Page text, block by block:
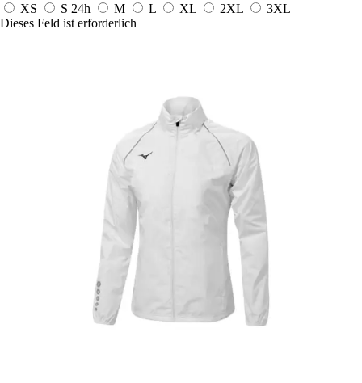
XS
S 24h M L XL 2XL
3XL
Dieses Feld ist erforderlich